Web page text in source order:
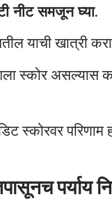
नीट समजून घ्या.
याची खात्री
स्कोर असल्यास
स्कोरवर
पर्याय